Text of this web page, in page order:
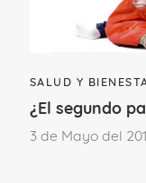
SALUD Y
¿El segundo
3 de Mayo del